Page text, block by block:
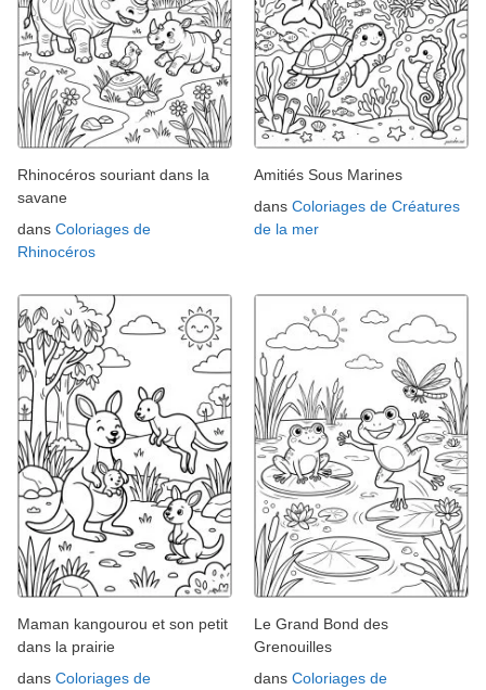
Rhinocéros souriant dans la
savane
dans Coloriages de
Rhinocéros
Amitiés Sous Marines
dans Coloriages de Créatures
de la mer
Maman kangourou et son petit
dans la prairie
dans Coloriages de
Le Grand Bond des
Grenouilles
dans Coloriages de